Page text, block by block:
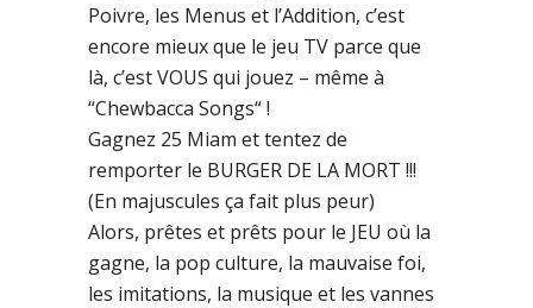
Poivre, les Menus et l’Addition, c’est
encore mieux que le jeu TV parce que
là, c’est VOUS qui jouez – même à
“Chewbacca Songs“ !
Gagnez 25 Miam et tentez de
remporter le BURGER DE LA MORT !!!
(En majuscules ça fait plus peur)
Alors, prêtes et prêts pour le JEU où la
gagne, la pop culture, la mauvaise foi,
les imitations, la musique et les vannes